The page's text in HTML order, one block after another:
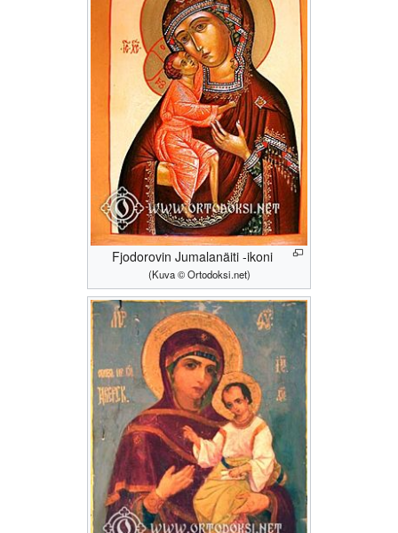
Fjodorovin Jumalanäiti -ikoni
(Kuva © Ortodoksi.net)